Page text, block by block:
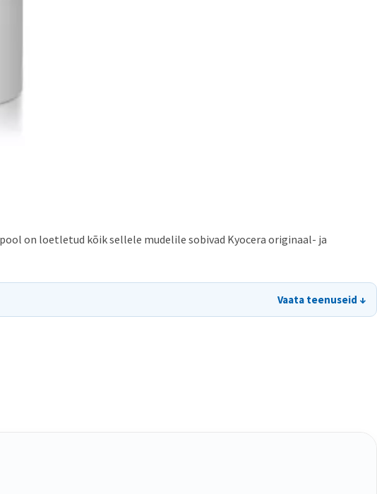
on loetletud kõik sellele mudelile sobivad Kyocera originaal- ja
Vaata teenuseid ↓